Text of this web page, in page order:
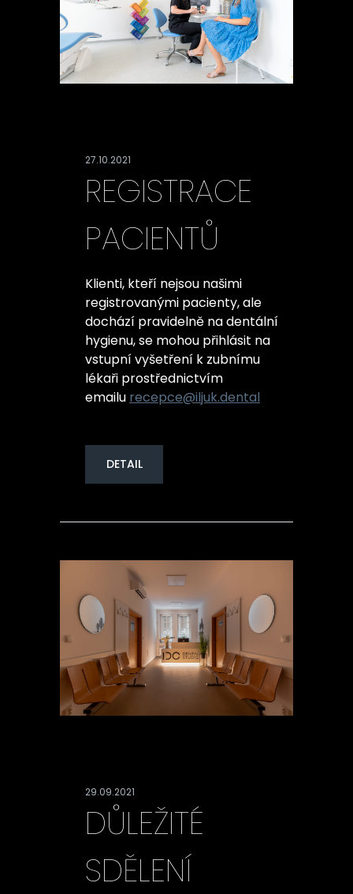
27.10.2021
REGISTRACE
PACIENTŮ
Klienti, kteří nejsou našimi
registrovanými pacienty, ale
dochází pravidelně na dentální
hygienu, se mohou přihlásit na
vstupní vyšetření k zubnímu
lékaři prostřednictvím
emailu recepce@iljuk.dental
DETAIL
29.09.2021
DŮLEŽITÉ
SDĚLENÍ